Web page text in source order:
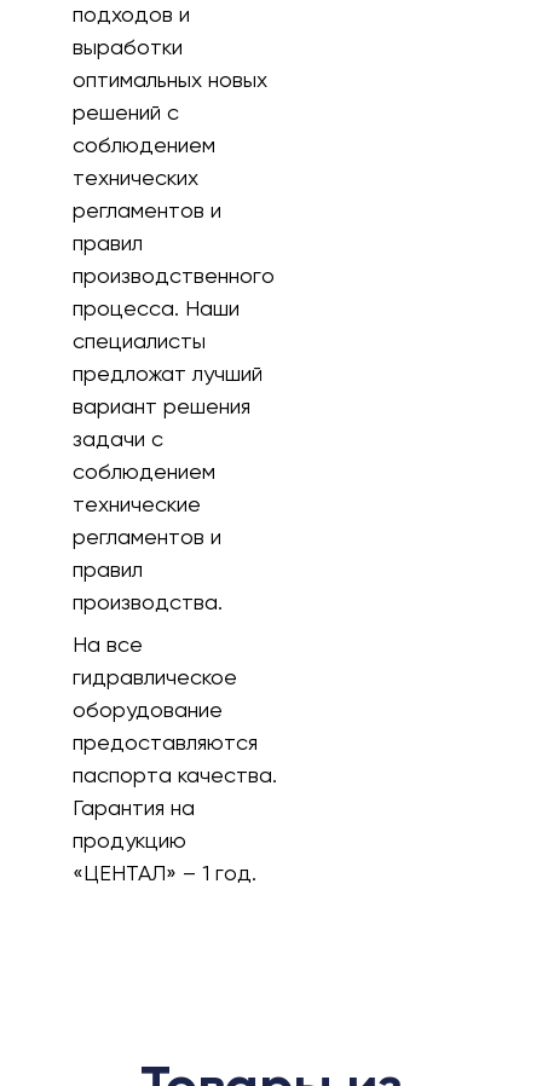
подходов и
выработки
оптимальных новых
решений с
соблюдением
технических
регламентов и
правил
производственного
процесса. Наши
специалисты
предложат лучший
вариант решения
задачи с
соблюдением
технические
регламентов и
правил
производства.
На все
гидравлическое
оборудование
предоставляются
паспорта качества.
Гарантия на
продукцию
«ЦЕНТАЛ» – 1 год.